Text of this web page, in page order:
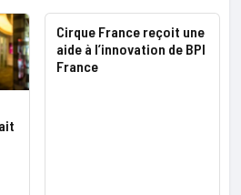
Cirque France reçoit une
aide à l’innovation de BPI
France